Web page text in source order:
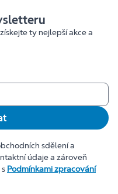
ty nejlepší akce a
sdělení a
údaje a zároveň
Podmínkami zpracování